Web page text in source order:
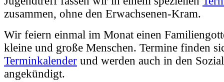
zusammen, ohne den Erwachsenen-Kram.
Wir feiern einmal im Monat einen
kleine und große Menschen. Termine finden
Terminkalender und werden auch in den
angekündigt.